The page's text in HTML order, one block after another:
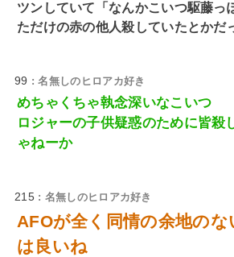
ツンしていて「なんかこいつ駆藤
ただけの赤の他人殺していたとかだ
99 : 名無しのヒロアカ好き
めちゃくちゃ執念深いなこいつ
ロジャーの子供疑惑のために皆殺
ゃねーか
215 : 名無しのヒロアカ好き
AFOが全く同情の余地のな
は良いね